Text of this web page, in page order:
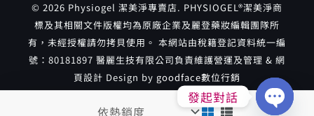
© 2026 Physiogel 潔美淨專賣店. PHYSIOGEL®潔美淨商
標及其相關文件版權均為原廠企業及麗登藥妝編輯團隊所
有，未經授權請勿拷貝使用。 本網站由稅籍登記資料統一編
號：80181897 醫麗生技有限公司負責維護營運及管理 & 網
頁設計 Design by goodface數位行銷
發起對話